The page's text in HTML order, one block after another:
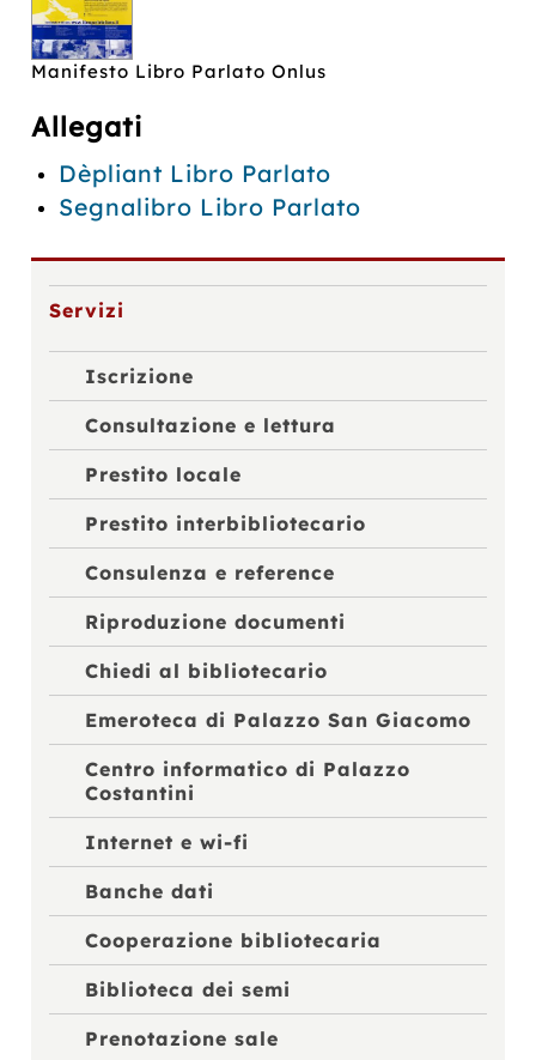
Manifesto Libro Parlato Onlus
Allegati
Dèpliant Libro Parlato
Segnalibro Libro Parlato
Servizi
Iscrizione
Consultazione e lettura
Prestito locale
Prestito interbibliotecario
Consulenza e reference
Riproduzione documenti
Chiedi al bibliotecario
Emeroteca di Palazzo San Giacomo
Centro informatico di Palazzo
Costantini
Internet e wi-fi
Banche dati
Cooperazione bibliotecaria
Biblioteca dei semi
Prenotazione sale